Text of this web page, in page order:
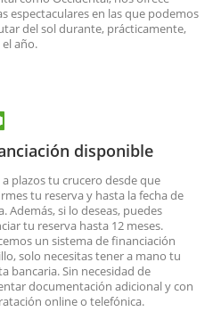
espectaculares en las que podemos
del sol durante, prácticamente,
año.
disponible
a plazos tu crucero desde que
tu reserva y hasta la fecha de
Además, si lo deseas, puedes
tu reserva hasta 12 meses.
un sistema de financiación
solo necesitas tener a mano tu
bancaria. Sin necesidad de
documentación adicional y con
online o telefónica.